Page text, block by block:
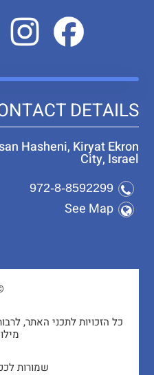
DETAILS
Hasheni, Kiryat Ekron
City, Israel
972-8-8592299
See Map
כל הזכויות לתכני האתר,
שמורות